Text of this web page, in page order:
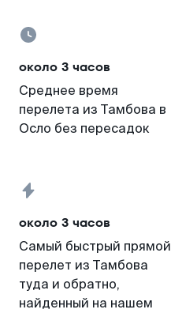
около 3 часов
Среднее время
перелета из Тамбова в
Осло без пересадок
около 3 часов
Самый быстрый прямой
перелет из Тамбова
туда и обратно,
найденный на нашем